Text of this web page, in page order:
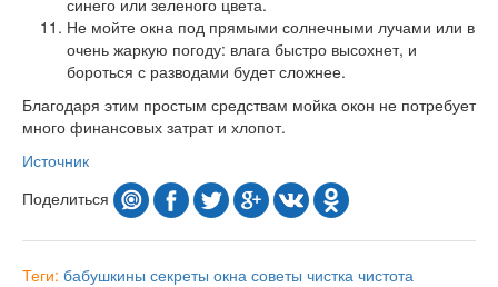
синего или зеленого цвета.
Не мойте окна под прямыми солнечными лучами или в
очень жаркую погоду: влага быстро высохнет, и
бороться с разводами будет сложнее.
Благодаря этим простым средствам мойка окон не потребует
много финансовых затрат и хлопот.
Источник
Поделиться
Теги: бабушкины секреты окна советы чистка чистота